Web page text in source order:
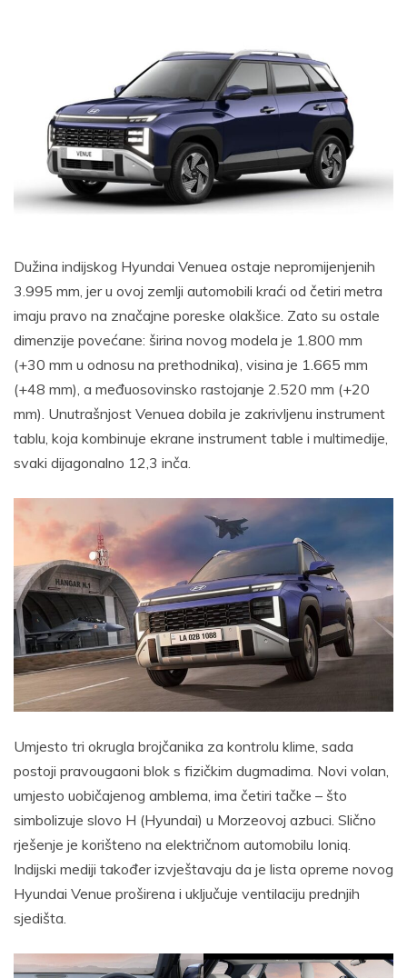
Dužina indijskog Hyundai Venuea ostaje nepromijenjenih
3.995 mm, jer u ovoj zemlji automobili kraći od četiri metra
imaju pravo na značajne poreske olakšice. Zato su ostale
dimenzije povećane: širina novog modela je 1.800 mm
(+30 mm u odnosu na prethodnika), visina je 1.665 mm
(+48 mm), a međuosovinsko rastojanje 2.520 mm (+20
mm). Unutrašnjost Venuea dobila je zakrivljenu instrument
tablu, koja kombinuje ekrane instrument table i multimedije,
svaki dijagonalno 12,3 inča.
Umjesto tri okrugla brojčanika za kontrolu klime, sada
postoji pravougaoni blok s fizičkim dugmadima. Novi volan,
umjesto uobičajenog amblema, ima četiri tačke – što
simbolizuje slovo H (Hyundai) u Morzeovoj azbuci. Slično
rješenje je korišteno na električnom automobilu Ioniq.
Indijski mediji također izvještavaju da je lista opreme novog
Hyundai Venue proširena i uključuje ventilaciju prednjih
sjedišta.